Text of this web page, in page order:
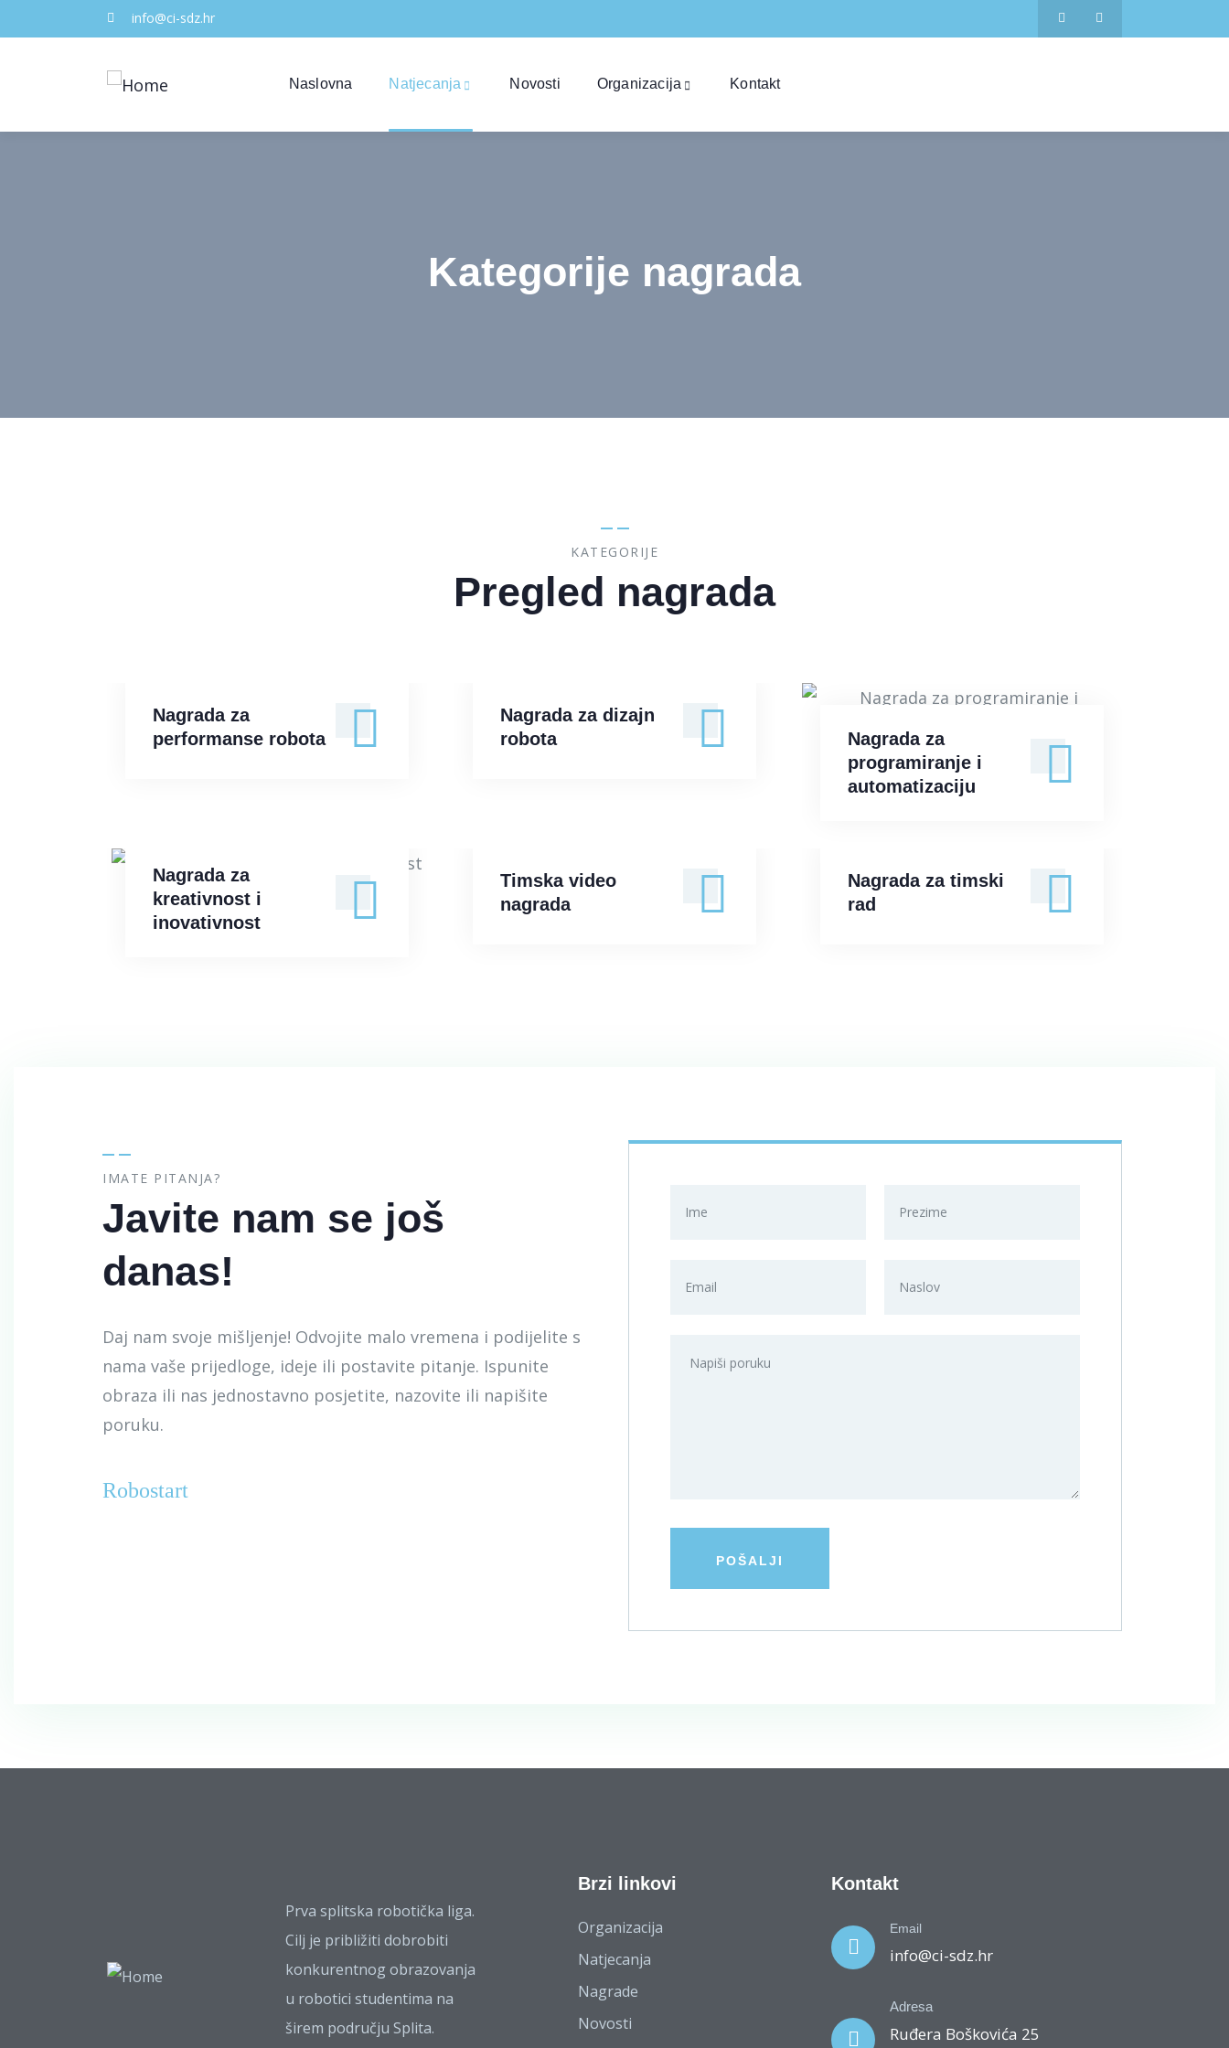
info@ci-sdz.hr
Naslovna Natjecanja Novosti Organizacija Kontakt
Kategorije nagrada
KATEGORIJE
Pregled nagrada
Nagrada za
performanse robota
performanse robota
Nagrada za dizajn
robota
robota
Nagrada za
programiranje i
automatizaciju
Nagrada za
programiranje i
automatizaciju
Nagrada za
kreativnost i
inovativnost
inovativnost
Timska video
nagrada
Timska video nagrada
Nagrada za timski
rad
Nagrada za timski rad
IMATE PITANJA?
Javite nam se još
danas!
Daj nam svoje mišljenje! Odvojite malo vremena i podijelite s
nama vaše prijedloge, ideje ili postavite pitanje. Ispunite
obraza ili nas jednostavno posjetite, nazovite ili napišite
poruku.
Robostart
Prva splitska robotička liga.
Cilj je približiti dobrobiti
konkurentnog obrazovanja
u robotici studentima na
širem području Splita.
Brzi linkovi
Organizacija
Natjecanja
Nagrade
Novosti
Kontakt
Email
info@ci-sdz.hr
Adresa
Ruđera Boškovića 25